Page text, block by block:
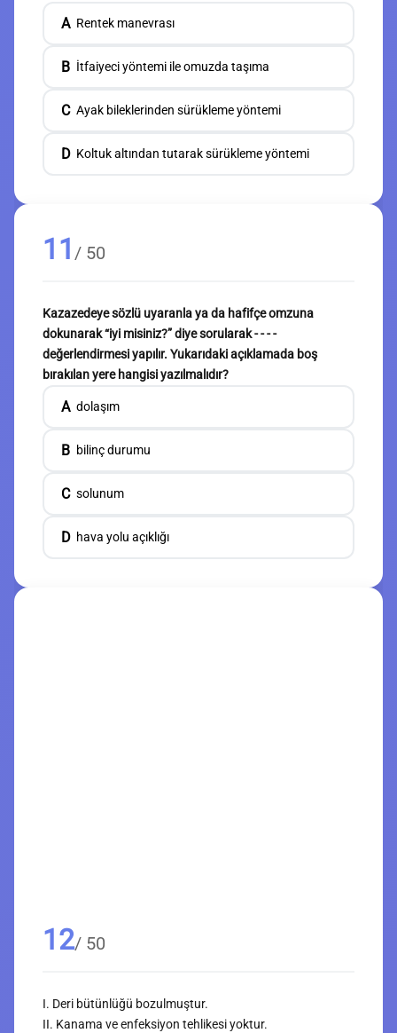
A Rentek manevrası
B İtfaiyeci yöntemi ile omuzda taşıma
C Ayak bileklerinden sürükleme yöntemi
D Koltuk altından tutarak sürükleme yöntemi
11 / 50
Kazazedeye sözlü uyaranla ya da hafifçe omzuna
dokunarak “iyi misiniz?” diye sorularak - - - -
değerlendirmesi yapılır. Yukarıdaki açıklamada boş
bırakılan yere hangisi yazılmalıdır?
A dolaşım
B bilinç durumu
C solunum
D hava yolu açıklığı
12/ 50
I. Deri bütünlüğü bozulmuştur.
II. Kanama ve enfeksiyon tehlikesi yoktur.